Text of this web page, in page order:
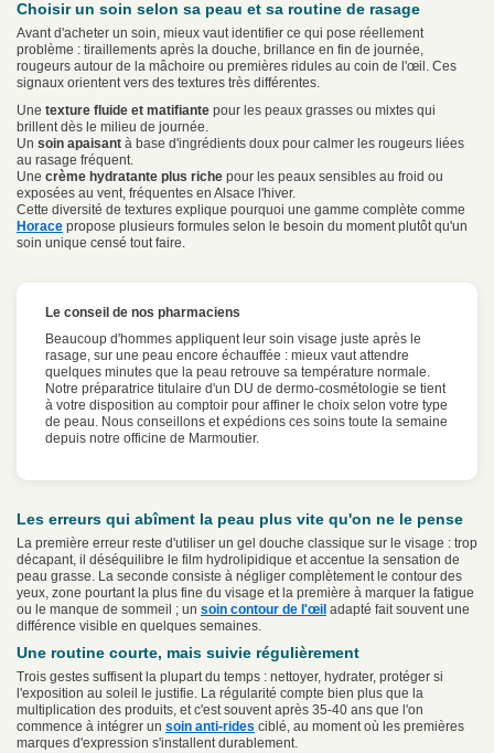
Choisir un soin selon sa peau et sa routine de rasage
Avant d'acheter un soin, mieux vaut identifier ce qui pose réellement
problème : tiraillements après la douche, brillance en fin de journée,
rougeurs autour de la mâchoire ou premières ridules au coin de l'œil. Ces
signaux orientent vers des textures très différentes.
Une texture fluide et matifiante pour les peaux grasses ou mixtes qui
brillent dès le milieu de journée.
Un soin apaisant à base d'ingrédients doux pour calmer les rougeurs liées
au rasage fréquent.
Une crème hydratante plus riche pour les peaux sensibles au froid ou
exposées au vent, fréquentes en Alsace l'hiver.
Cette diversité de textures explique pourquoi une gamme complète comme
Horace propose plusieurs formules selon le besoin du moment plutôt qu'un
soin unique censé tout faire.
Le conseil de nos pharmaciens
Beaucoup d'hommes appliquent leur soin visage juste après le
rasage, sur une peau encore échauffée : mieux vaut attendre
quelques minutes que la peau retrouve sa température normale.
Notre préparatrice titulaire d'un DU de dermo-cosmétologie se tient
à votre disposition au comptoir pour affiner le choix selon votre type
de peau. Nous conseillons et expédions ces soins toute la semaine
depuis notre officine de Marmoutier.
Les erreurs qui abîment la peau plus vite qu'on ne le pense
La première erreur reste d'utiliser un gel douche classique sur le visage : trop
décapant, il déséquilibre le film hydrolipidique et accentue la sensation de
peau grasse. La seconde consiste à négliger complètement le contour des
yeux, zone pourtant la plus fine du visage et la première à marquer la fatigue
ou le manque de sommeil ; un soin contour de l'œil adapté fait souvent une
différence visible en quelques semaines.
Une routine courte, mais suivie régulièrement
Trois gestes suffisent la plupart du temps : nettoyer, hydrater, protéger si
l'exposition au soleil le justifie. La régularité compte bien plus que la
multiplication des produits, et c'est souvent après 35-40 ans que l'on
commence à intégrer un soin anti-rides ciblé, au moment où les premières
marques d'expression s'installent durablement.